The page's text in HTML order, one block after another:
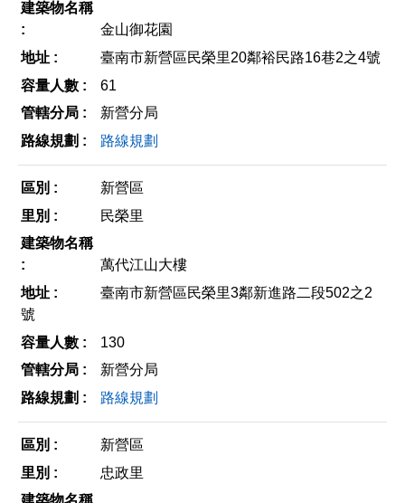
金山御花園
臺南市新營區民榮里20鄰裕民路16巷2之4號
61
新營分局
路線規劃
新營區
民榮里
萬代江山大樓
臺南市新營區民榮里3鄰新進路二段502之2
號
130
新營分局
路線規劃
新營區
忠政里